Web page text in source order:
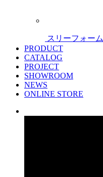
スリーフォーム
PRODUCT
CATALOG
PROJECT
SHOWROOM
NEWS
ONLINE STORE